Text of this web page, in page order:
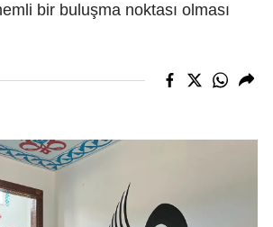
bir buluşma noktası olması